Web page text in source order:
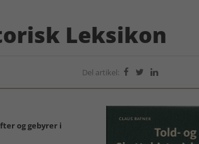
Leksikon
Del artikel:   
og gebyrer i